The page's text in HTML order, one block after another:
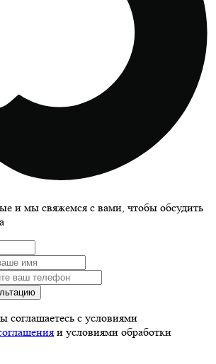
и мы свяжемся с вами, чтобы обсудить
соглашаетесь с условиями
и условиями обработки